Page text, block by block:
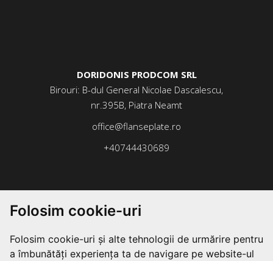
Folosim cookie-uri
Folosim cookie-uri și alte tehnologii de urmărire pentru
a îmbunătăți experiența ta de navigare pe website-ul
DORIDONIS PRODCOM SRL
Birouri: B-dul General Nicolae Dascalescu,
nr.395B, Piatra Neamt
office@flanseplate.ro
+40744430689